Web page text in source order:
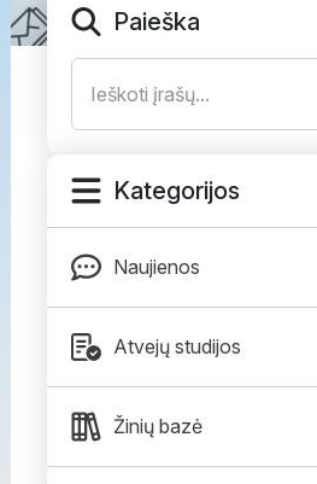
Paieška
Kategorijos
Naujienos
Atvejų studijos
Žinių bazė